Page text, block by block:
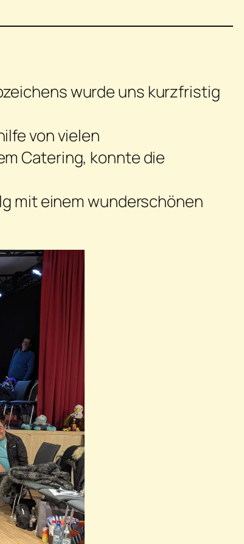
wurde uns kurzfristig
von vielen
Catering, konnte die
mit einem wunderschönen